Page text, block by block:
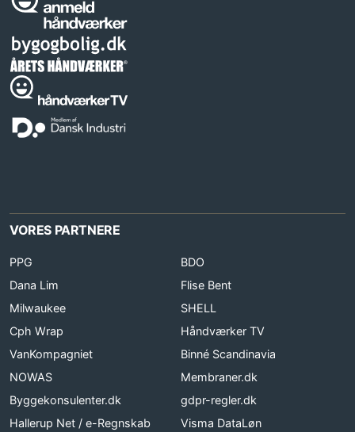
VORES PARTNERE
PPG
BDO
Dana Lim
Flise Bent
Milwaukee
SHELL
Cph Wrap
Håndværker TV
VanKompagniet
Binné Scandinavia
NOWAS
Membraner.dk
Byggekonsulenter.dk
gdpr-regler.dk
Hallerup Net / e-Regnskab
Visma DataLøn